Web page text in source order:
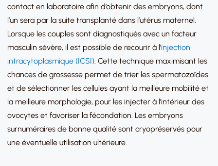
contact en laboratoire afin d’obtenir des embryons, dont
l’un sera par la suite transplanté dans l’utérus maternel.
Lorsque les couples sont diagnostiqués avec un facteur
masculin sévère, il est possible de recourir à l’injection
intracytoplasmique (ICSI). Cette technique maximisant les
chances de grossesse permet de trier les spermatozoïdes
et de sélectionner les cellules ayant la meilleure mobilité et
la meilleure morphologie, pour les injecter à l’intérieur des
ovocytes et favoriser la fécondation. Les embryons
surnuméraires de bonne qualité sont cryopréservés pour
une éventuelle utilisation ultérieure.